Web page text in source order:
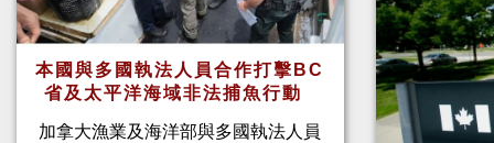
本國與多國執法人員合作打擊BC
省及太平洋海域非法捕魚行動
加拿大漁業及海洋部與多國執法人員